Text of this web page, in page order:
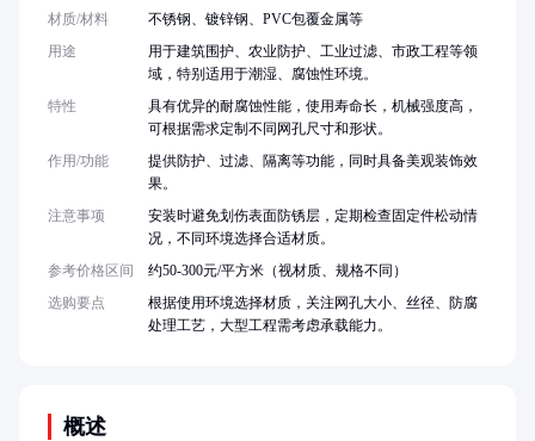
概述
材质/材料
不锈钢、镀锌钢、PVC包覆金属等
用途
用于建筑围护、农业防护、工业过滤、市政工程等领
域，特别适用于潮湿、腐蚀性环境。
特性
具有优异的耐腐蚀性能，使用寿命长，机械强度高，
可根据需求定制不同网孔尺寸和形状。
作用/功能
提供防护、过滤、隔离等功能，同时具备美观装饰效
果。
注意事项
安装时避免划伤表面防锈层，定期检查固定件松动情
况，不同环境选择合适材质。
参考价格区间
约50-300元/平方米（视材质、规格不同）
选购要点
根据使用环境选择材质，关注网孔大小、丝径、防腐
处理工艺，大型工程需考虑承载能力。